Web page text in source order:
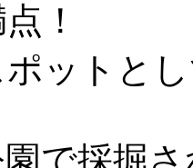
！
ットと
で採掘